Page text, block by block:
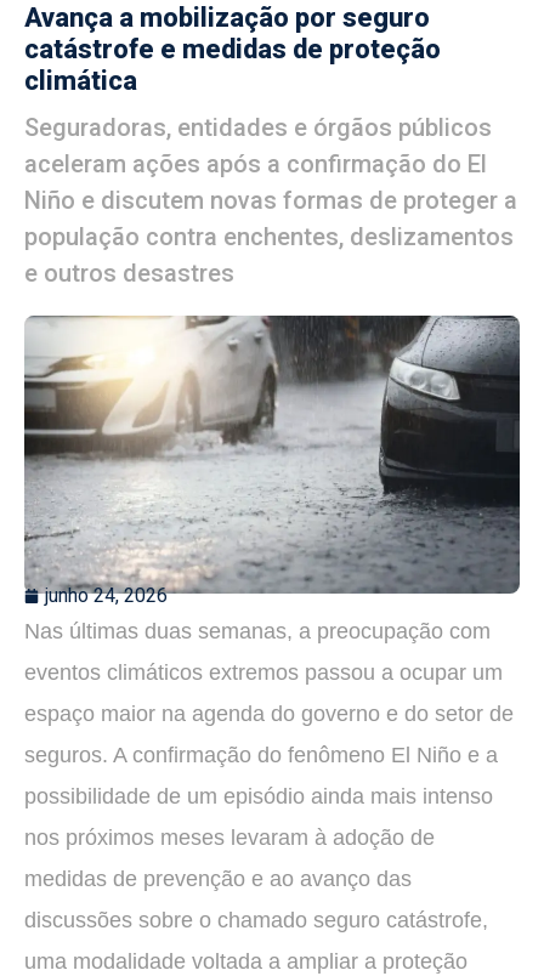
Avança a mobilização por seguro
catástrofe e medidas de proteção
climática
Seguradoras, entidades e órgãos públicos
aceleram ações após a confirmação do El
Niño e discutem novas formas de proteger a
população contra enchentes, deslizamentos
e outros desastres
junho 24, 2026
Nas últimas duas semanas, a preocupação com
eventos climáticos extremos passou a ocupar um
espaço maior na agenda do governo e do setor de
seguros. A confirmação do fenômeno El Niño e a
possibilidade de um episódio ainda mais intenso
nos próximos meses levaram à adoção de
medidas de prevenção e ao avanço das
discussões sobre o chamado seguro catástrofe,
uma modalidade voltada a ampliar a proteção